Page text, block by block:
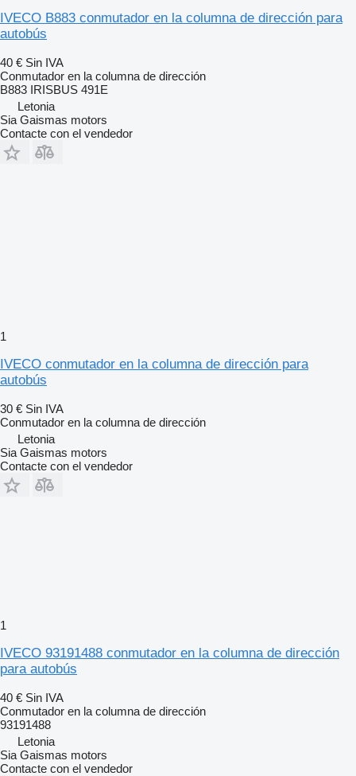
IVECO B883 conmutador en la columna de dirección para
autobús
40 € Sin IVA
Conmutador en la columna de dirección
B883 IRISBUS 491E
Letonia
Sia Gaismas motors
Contacte con el vendedor
1
IVECO conmutador en la columna de dirección para
autobús
30 € Sin IVA
Conmutador en la columna de dirección
Letonia
Sia Gaismas motors
Contacte con el vendedor
1
IVECO 93191488 conmutador en la columna de dirección
para autobús
40 € Sin IVA
Conmutador en la columna de dirección
93191488
Letonia
Sia Gaismas motors
Contacte con el vendedor